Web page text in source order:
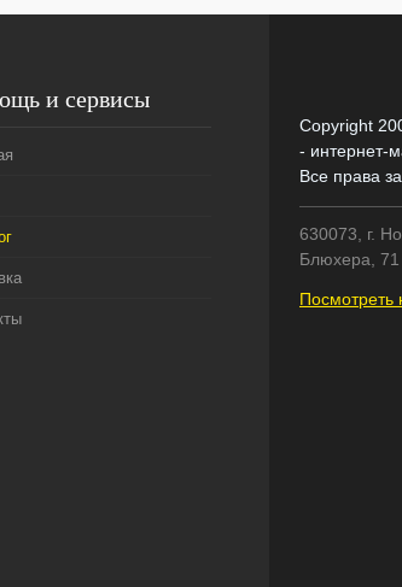
и сервисы
Copyright
- интернет-
Все права
630073, г.
Блюхера,
Посмотреть